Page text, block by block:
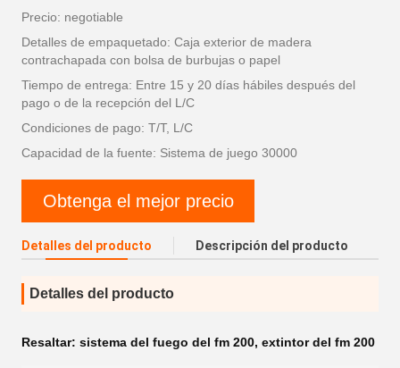
Precio: negotiable
Detalles de empaquetado: Caja exterior de madera
contrachapada con bolsa de burbujas o papel
Tiempo de entrega: Entre 15 y 20 días hábiles después del
pago o de la recepción del L/C
Condiciones de pago: T/T, L/C
Capacidad de la fuente: Sistema de juego 30000
Obtenga el mejor precio
Detalles del producto Descripción del producto
Detalles del producto
Resaltar: sistema del fuego del fm 200, extintor del fm 200